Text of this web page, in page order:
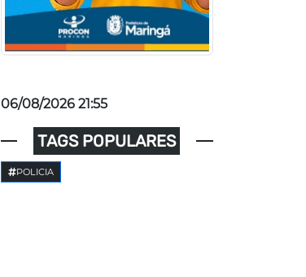
06/08/2026 21:55
TAGS POPULARES
POLICIA